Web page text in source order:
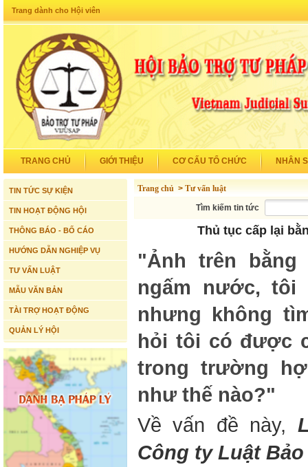
Trang dành cho Hội viên
TRANG CHỦ GIỚI THIỆU CƠ CẤU TỔ CHỨC NHÂN
TIN TỨC SỰ KIỆN
TIN HOẠT ĐỘNG HỘI
THÔNG BÁO - BỐ CÁO
HƯỚNG DẪN NGHIỆP VỤ
TƯ VẤN LUẬT
MẪU VĂN BẢN
TÀI TRỢ HOẠT ĐỘNG
QUẢN LÝ HỘI
Trang chủ > Tư vấn luật
Tìm kiếm tin tức
Thủ tục cấp lại
"Ảnh trên
ngấm nước, tôi
nhưng không
hỏi tôi có được
trong trường
như thế nào?"
Về vấn đề này,
Công ty Luật Bảo